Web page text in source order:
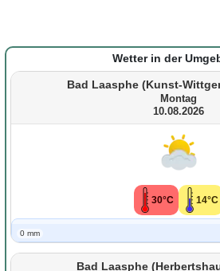
Wetter in der
Bad Laasphe (Kunst-
Montag
10.08.2026
30°C 14°C
0 mm
Bad Laasphe